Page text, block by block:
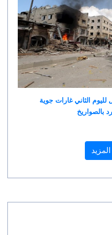
لليوم الثاني غارات جوية
بالصواريخ